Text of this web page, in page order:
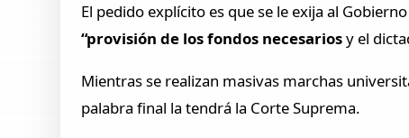
El pedido explícito es que se le exija al
“provisión de los fondos necesariosy el
Mientras se realizan masivas marchas
palabra final la tendrá la Corte Suprema.